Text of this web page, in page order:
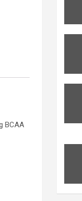
BCAA